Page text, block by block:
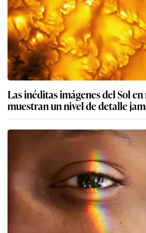
Las inéditas imágenes del Sol
muestran un nivel de detalle